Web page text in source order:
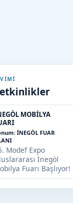
etkinlikler
MOBİLYA
İNEGÖL FUAR
Modef Expo
İnegöl
Fuarı Başlıyor!